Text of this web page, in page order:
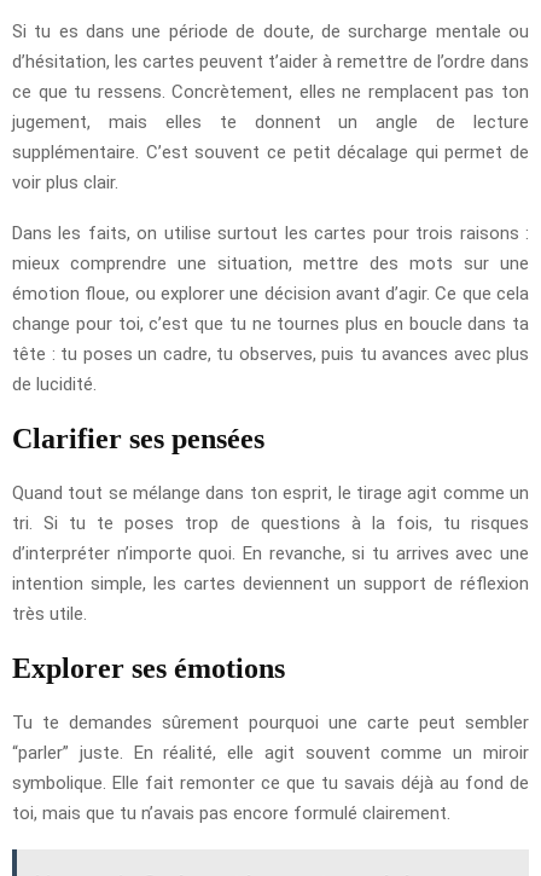
Si tu es dans une période de doute, de surcharge mentale ou
d’hésitation, les cartes peuvent t’aider à remettre de l’ordre dans
ce que tu ressens. Concrètement, elles ne remplacent pas ton
jugement, mais elles te donnent un angle de lecture
supplémentaire. C’est souvent ce petit décalage qui permet de
voir plus clair.
Dans les faits, on utilise surtout les cartes pour trois raisons :
mieux comprendre une situation, mettre des mots sur une
émotion floue, ou explorer une décision avant d’agir. Ce que cela
change pour toi, c’est que tu ne tournes plus en boucle dans ta
tête : tu poses un cadre, tu observes, puis tu avances avec plus
de lucidité.
Clarifier ses pensées
Quand tout se mélange dans ton esprit, le tirage agit comme un
tri. Si tu te poses trop de questions à la fois, tu risques
d’interpréter n’importe quoi. En revanche, si tu arrives avec une
intention simple, les cartes deviennent un support de réflexion
très utile.
Explorer ses émotions
Tu te demandes sûrement pourquoi une carte peut sembler
“parler” juste. En réalité, elle agit souvent comme un miroir
symbolique. Elle fait remonter ce que tu savais déjà au fond de
toi, mais que tu n’avais pas encore formulé clairement.